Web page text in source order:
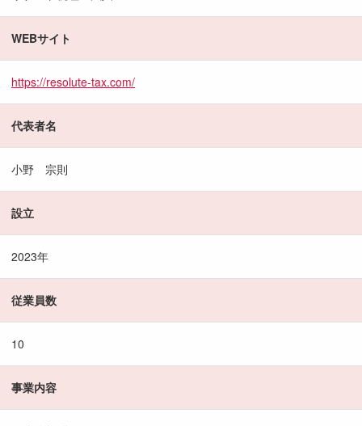
WEBサイト
https://resolute-tax.com/
代表者名
小野 宗則
設立
2023年
従業員数
10
事業内容